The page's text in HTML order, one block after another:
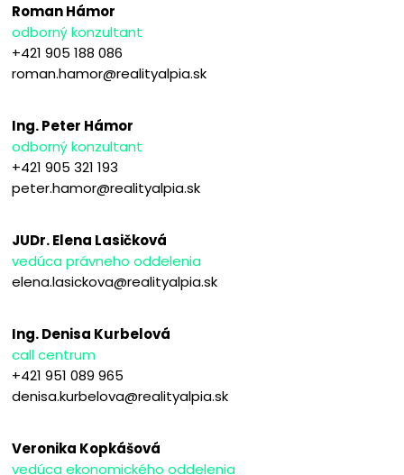
Roman Hámor
odborný konzultant
+421 905 188 086
roman.hamor@realityalpia.sk
Ing. Peter Hámor
odborný konzultant
+421 905 321 193
peter.hamor@realityalpia.sk
JUDr. Elena Lasičková
vedúca právneho oddelenia
elena.lasickova@realityalpia.sk
Ing. Denisa Kurbelová
call centrum
+421 951 089 965
denisa.kurbelova@realityalpia.sk
Veronika Kopkášová
vedúca ekonomického oddelenia